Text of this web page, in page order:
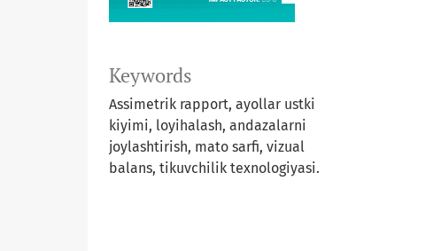
Keywords
Assimetrik rapport, ayollar ustki
kiyimi, loyihalash, andazalarni
joylashtirish, mato sarfi, vizual
balans, tikuvchilik texnologiyasi.